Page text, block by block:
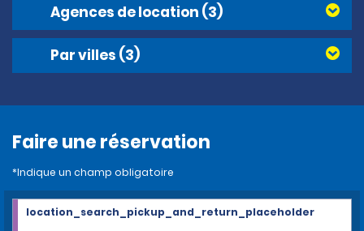
Agences de location (3)
Par villes (3)
Faire une réservation
*Indique un champ obligatoire
location_search_pickup_and_return_placeholder